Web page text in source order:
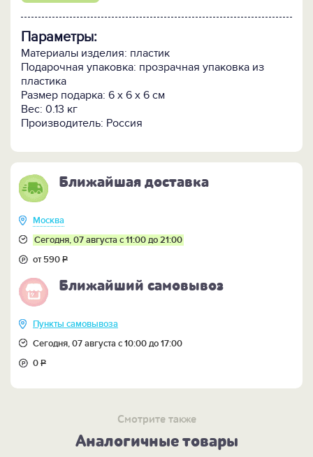
Параметры:
Материалы изделия: пластик
Подарочная упаковка: прозрачная упаковка из
пластика
Размер подарка: 6 x 6 x 6 см
Вес: 0.13 кг
Производитель: Россия
Ближайшая доставка
Москва
Сегодня, 07 августа с 11:00 до 21:00
от 590Р
Ближайший самовывоз
Пункты самовывоза
Сегодня, 07 августа с 10:00 до 17:00
0Р
Смотрите также
Аналогичные товары